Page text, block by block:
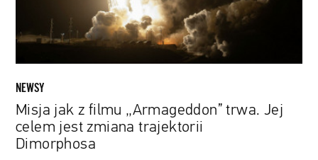
jest
zmiana
trajektorii
Dimorphosa
NEWSY
Misja jak z filmu „Armageddon” trwa. Jej
celem jest zmiana trajektorii
Dimorphosa